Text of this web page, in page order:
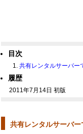
目次
共有レンタルサーバー
履歴
2011年7月14日 初版
共有レンタルサーバ